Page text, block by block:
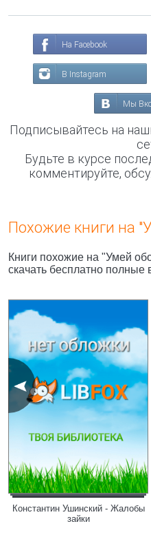
На Facebook
В Instagram
Мы
Подписывайтесь на
Будьте в курсе
комментируйте,
Похожие книги на
Книги похожие на "Умей
скачать бесплатно полные
Константин Ушинский - Жалобы
зайки